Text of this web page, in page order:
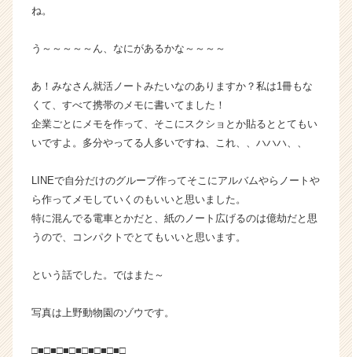
キ
ャ
リ
ア
e
r
C
r
e
ね。
う～～～～～ん、なにがあるかな～～～～
あ！みなさん就活ノートみたいなのありますか？私は1冊もな
くて、すべて携帯のメモに書いてました！
企業ごとにメモを作って、そこにスクショとか貼るととてもい
いですよ。多分やってる人多いですね、これ、、ハハハ、、
LINEで自分だけのグループ作ってそこにアルバムやらノートや
ら作ってメモしていくのもいいと思いました。
特に混んでる電車とかだと、紙のノート広げるのは億劫だと思
うので、コンパクトでとてもいいと思います。
という話でした。ではまた～
写真は上野動物園のゾウです。
□■□■□■□■□■□■□■□